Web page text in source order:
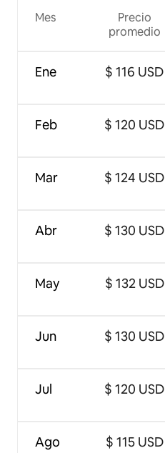
Mes
Ene
Feb
Mar
Abr
May
Jun
Jul
Ago
Precio
promedio
$ 116 USD
$ 120 USD
$ 124 USD
$ 130 USD
$ 132 USD
$ 130 USD
$ 120 USD
$ 115 USD